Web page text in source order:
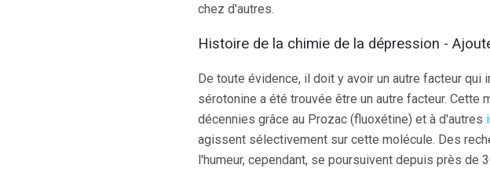
chez d'autres.
Histoire de la chimie de la dépression -
De toute évidence, il doit y avoir un autre facteur
sérotonine a été trouvée être un autre facteur.
décennies grâce au Prozac (fluoxétine) et à d'autres
agissent sélectivement sur cette molécule. Des
l'humeur, cependant, se poursuivent depuis près de